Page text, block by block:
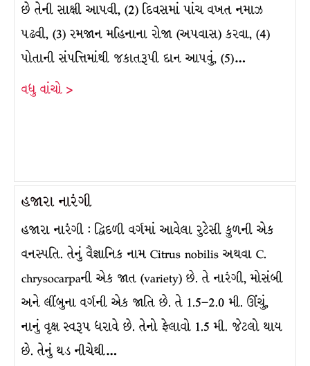
છે તેની સાક્ષી આપવી, (2) દિવસમાં પાંચ વખત નમાઝ
પઢવી, (3) રમજાન મહિનાના રોજા (અપવાસ) કરવા, (4)
પોતાની સંપત્તિમાંથી જકાતરૂપી દાન આપવું, (5)…
વધુ વાંચો >
હજારા નારંગી
હજારા નારંગી : દ્વિદળી વર્ગમાં આવેલા રુટેસી કુળની એક
વનસ્પતિ. તેનું વૈજ્ઞાનિક નામ Citrus nobilis અથવા C.
chrysocarpaની એક જાત (variety) છે. તે નારંગી, મોસંબી
અને લીંબુના વર્ગની એક જાતિ છે. તે 1.5–2.0 મી. ઊંચું,
નાનું વૃક્ષ સ્વરૂપ ધરાવે છે. તેનો ફેલાવો 1.5 મી. જેટલો થાય
છે. તેનું થડ નીચેથી…